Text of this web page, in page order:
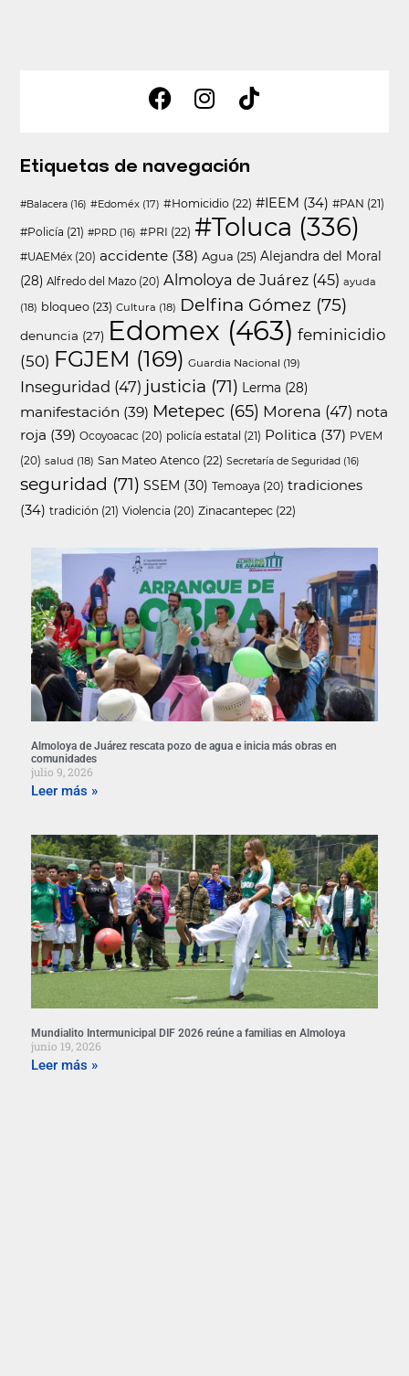
Etiquetas de navegación
#Balacera (16) #Edoméx (17) #Homicidio (22) #IEEM (34) #PAN (21)
#Policía (21) #PRD (16) #PRI (22) #Toluca (336)
#UAEMéx (20) accidente (38) Agua (25) Alejandra del Moral
(28) Alfredo del Mazo (20) Almoloya de Juárez (45) ayuda
(18) bloqueo (23) Cultura (18) Delfina Gómez (75)
denuncia (27) Edomex (463) feminicidio
(50) FGJEM (169) Guardia Nacional (19)
Inseguridad (47) justicia (71) Lerma (28)
manifestación (39) Metepec (65) Morena (47) nota
roja (39) Ocoyoacac (20) policía estatal (21) Politica (37) PVEM
(20) salud (18) San Mateo Atenco (22) Secretaría de Seguridad (16)
seguridad (71) SSEM (30) Temoaya (20) tradiciones
(34) tradición (21) Violencia (20) Zinacantepec (22)
Almoloya de Juárez rescata pozo de agua e inicia más obras en
comunidades
julio 9, 2026
Leer más »
Mundialito Intermunicipal DIF 2026 reúne a familias en Almoloya
junio 19, 2026
Leer más »